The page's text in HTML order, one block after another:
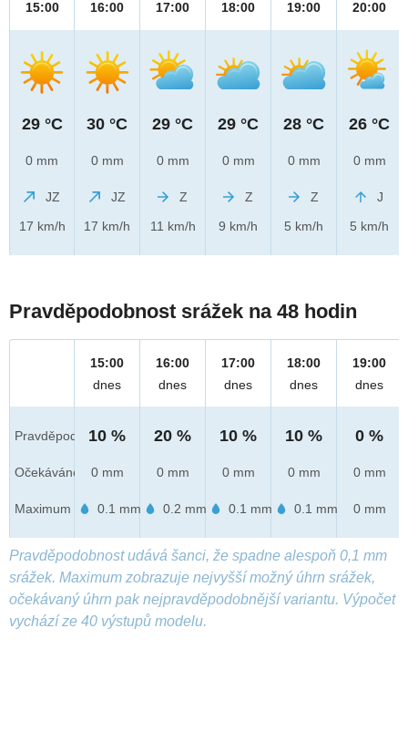
15:00
29 °C
0 mm
JZ
17 km/h
16:00
30 °C
0 mm
JZ
17 km/h
17:00
29 °C
0 mm
Z
11 km/h
18:00
29 °C
0 mm
Z
9 km/h
19:00
28 °C
0 mm
Z
5 km/h
20:00
26 °C
0 mm
J
5 km/h
Pravděpodobnost srážek na 48 hodin
Pravděpod.
Očekáváno
Maximum
15:00
dnes
10 %
0 mm
0.1 mm
16:00
dnes
20 %
0 mm
0.2 mm
17:00
dnes
10 %
0 mm
0.1 mm
18:00
dnes
10 %
0 mm
0.1 mm
19:00
dnes
0 %
0 mm
0 mm
Pravděpodobnost udává šanci, že spadne alespoň 0,1 mm
srážek. Maximum zobrazuje nejvyšší možný úhrn srážek,
očekávaný úhrn pak nejpravděpodobnější variantu. Výpočet
vychází ze 40 výstupů modelu.